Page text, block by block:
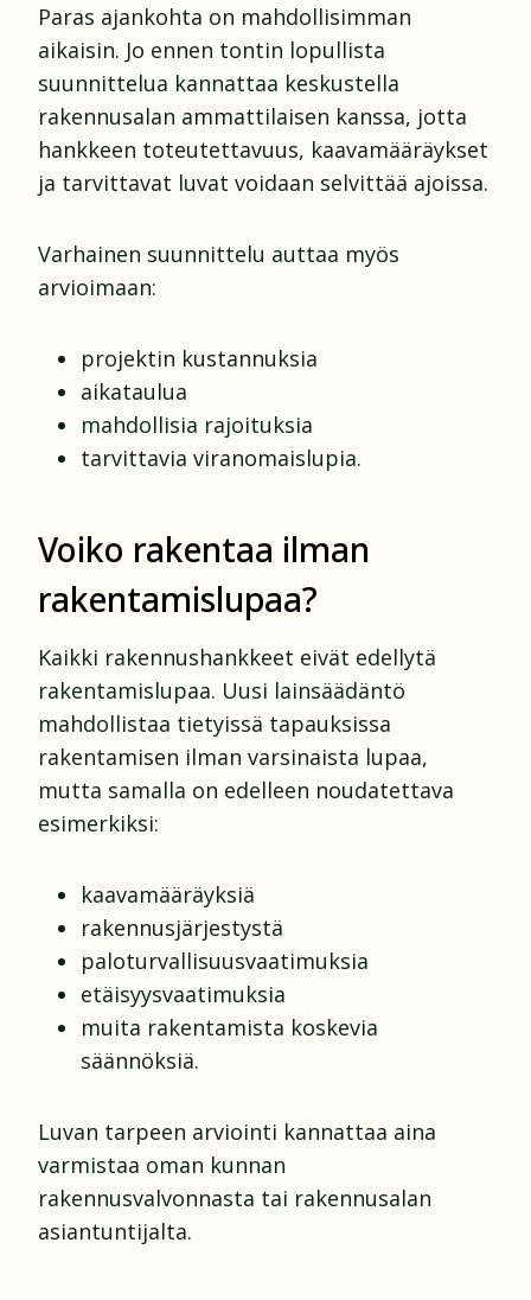
Paras ajankohta on mahdollisimman
aikaisin. Jo ennen tontin lopullista
suunnittelua kannattaa keskustella
rakennusalan ammattilaisen kanssa, jotta
hankkeen toteutettavuus, kaavamääräykset
ja tarvittavat luvat voidaan selvittää ajoissa.
Varhainen suunnittelu auttaa myös
arvioimaan:
projektin kustannuksia
aikataulua
mahdollisia rajoituksia
tarvittavia viranomaislupia.
Voiko rakentaa ilman
rakentamislupaa?
Kaikki rakennushankkeet eivät edellytä
rakentamislupaa. Uusi lainsäädäntö
mahdollistaa tietyissä tapauksissa
rakentamisen ilman varsinaista lupaa,
mutta samalla on edelleen noudatettava
esimerkiksi:
kaavamääräyksiä
rakennusjärjestystä
paloturvallisuusvaatimuksia
etäisyysvaatimuksia
muita rakentamista koskevia
säännöksiä.
Luvan tarpeen arviointi kannattaa aina
varmistaa oman kunnan
rakennusvalvonnasta tai rakennusalan
asiantuntijalta.